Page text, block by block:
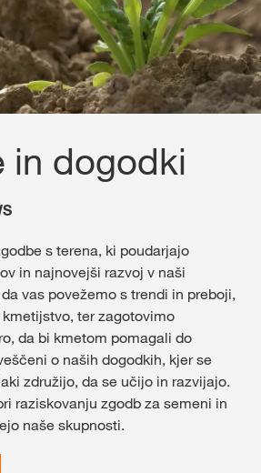
in dogodki
s terena, ki poudarjajo
in najnovejši razvoj v naši
vas povežemo s trendi in preboji,
ter zagotovimo
da bi kmetom pomagali do
o naših dogodkih, kjer se
združijo, da se učijo in razvijajo.
raziskovanju zgodb za semeni in
naše skupnosti.